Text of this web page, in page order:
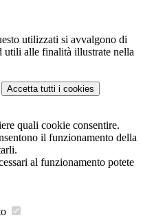
utilizzati si avvalgono di
utili alle finalità illustrate nella
Accetta tutti i cookies
quali cookie consentire.
il funzionamento della
al funzionamento potete